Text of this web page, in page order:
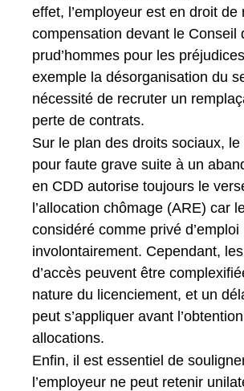
effet, l’employeur est en droit de
compensation devant le Conseil
prud’hommes pour les
exemple la désorganisation du
nécessité de recruter un
perte de contrats.
Sur le plan des droits sociaux,
pour faute grave suite à un
en CDD autorise toujours le
l’allocation chômage (ARE) car
considéré comme privé d’emploi
involontairement. Cependant,
d’accès peuvent être
nature du licenciement, et un
peut s’appliquer avant
allocations.
Enfin, il est essentiel de
l’employeur ne peut retenir